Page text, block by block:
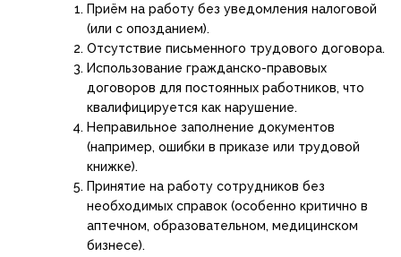
Приём на работу без уведомления налоговой
(или с опозданием).
Отсутствие письменного трудового договора.
Использование гражданско-правовых
договоров для постоянных работников, что
квалифицируется как нарушение.
Неправильное заполнение документов
(например, ошибки в приказе или трудовой
книжке).
Принятие на работу сотрудников без
необходимых справок (особенно критично в
аптечном, образовательном, медицинском
бизнесе).